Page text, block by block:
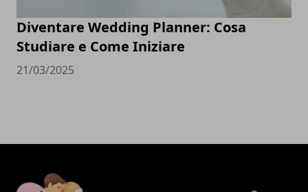
Diventare Wedding Planner: Cosa
Studiare e Come Iniziare
21/03/2025